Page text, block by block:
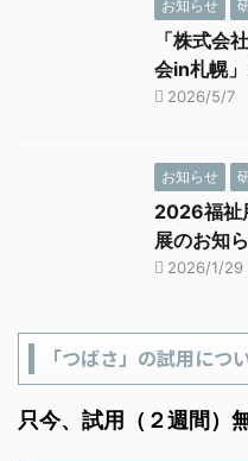
お知らせ
「株式会
会in札幌
2026/5/7
お知らせ
2026福
展のお知
2026/1/29
「つばさ」の試用につ
只今、試用（２週間）